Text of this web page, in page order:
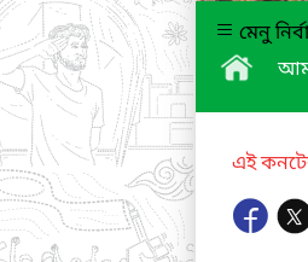
মেনু
এই